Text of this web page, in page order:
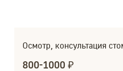
Осмотр, консультация
800-1000 ₽